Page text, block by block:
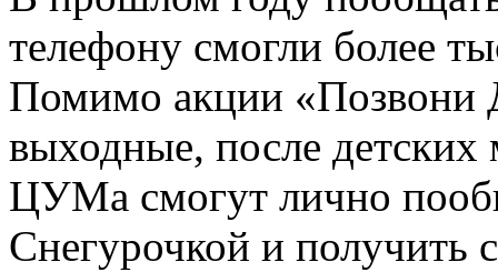
телефону смогли более
Помимо акции «Позвони
выходные, после
ЦУМа смогут лично
Снегурочкой и получить